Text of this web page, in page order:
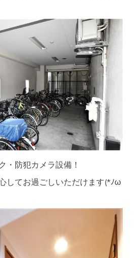
・防犯カメラ設備！
してお過ごしいただけます(*ﾉω